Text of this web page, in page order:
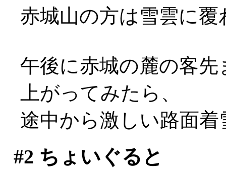
赤城山の方は雪雲に
午後に赤城の麓の客
上がってみたら、
途中から激しい路面
#2 ちょいぐると